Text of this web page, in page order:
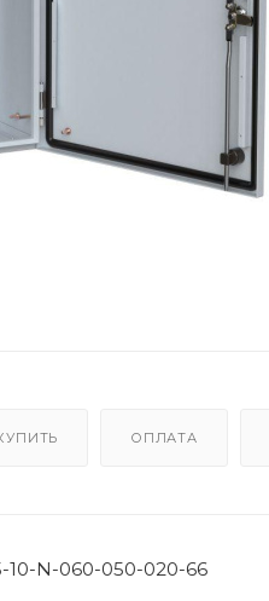
ОПЛАТА
10-N-060-050-020-66